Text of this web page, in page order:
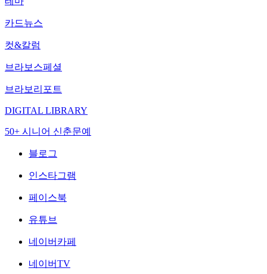
카드뉴스
컷&칼럼
브라보스페셜
브라보리포트
DIGITAL LIBRARY
50+ 시니어 신춘문예
블로그
인스타그램
페이스북
유튜브
네이버카페
네이버TV